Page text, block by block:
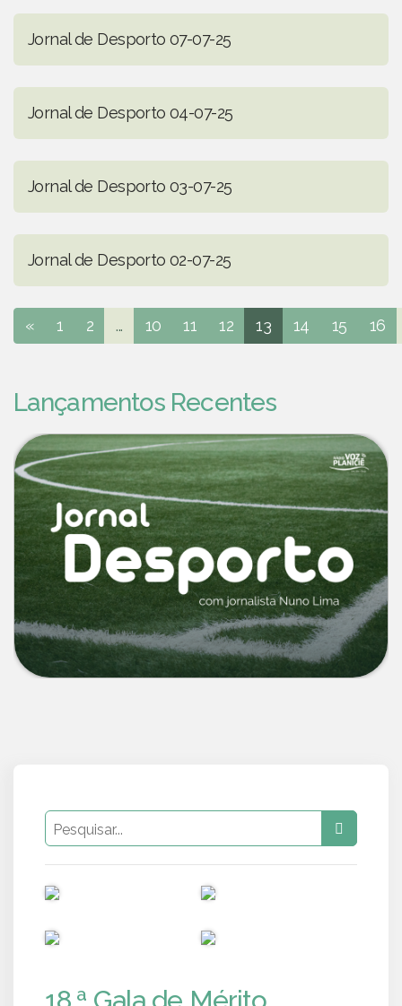
Jornal de Desporto 07-07-25
Jornal de Desporto 04-07-25
Jornal de Desporto 03-07-25
Jornal de Desporto 02-07-25
« 1 2 ... 10 11 12 13 14 15 16
Lançamentos Recentes